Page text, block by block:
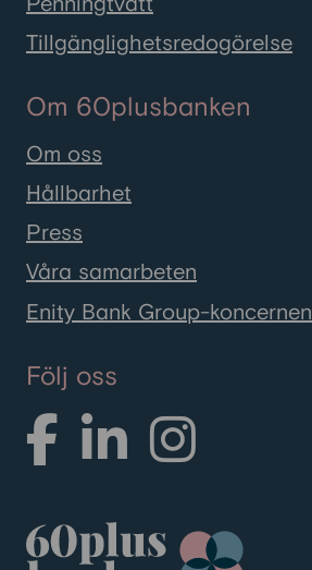
Tillgänglighetsredogörelse
Om 60plusbanken
Om oss
Hållbarhet
Press
Våra samarbeten
Enity Bank Group-koncernen
Följ oss